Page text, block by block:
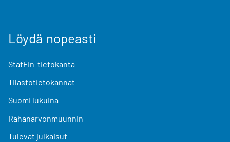
Löydä nopeasti
StatFin-tietokanta
Tilastotietokannat
Suomi lukuina
Rahanarvonmuunnin
Tulevat julkaisut